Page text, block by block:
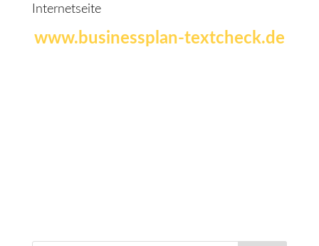
Internetseite
www.businessplan-textcheck.de